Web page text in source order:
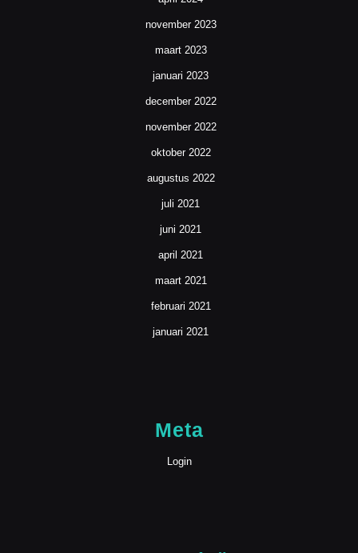
november 2023
maart 2023
januari 2023
december 2022
november 2022
oktober 2022
augustus 2022
juli 2021
juni 2021
april 2021
maart 2021
februari 2021
januari 2021
Meta
Login